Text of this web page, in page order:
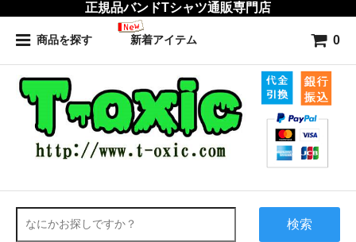
正規品バンドTシャツ通販専門店
商品を探す 新着アイテム 0
検索